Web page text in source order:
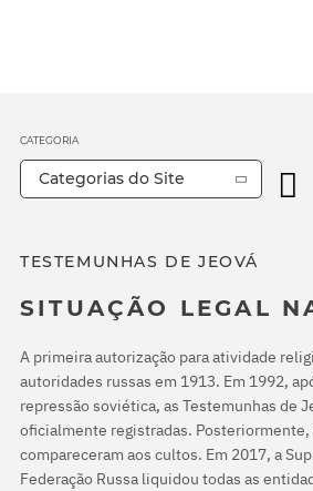
TESTEMUNHAS DE JEOVÁ
SITUAÇÃO LEGAL
A primeira autorização para atividade
autoridades russas em 1913. Em 1992,
repressão soviética, as Testemunhas de
oficialmente registradas. Posteriormente,
compareceram aos cultos. Em 2017, a
Federação Russa liquidou todas as
CATEGORIA
Categorias do Site